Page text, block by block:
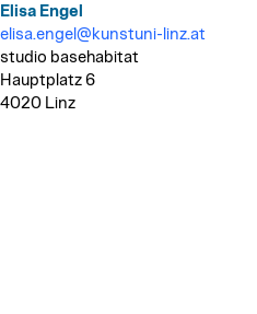
Elisa Engel
elisa.engel@kunstuni-linz.at
studio basehabitat
Hauptplatz 6
4020 Linz